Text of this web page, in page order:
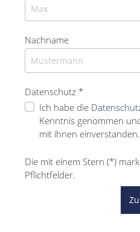
Nachname
Datenschutz *
Ich habe die
Kenntnis genommen
mit ihnen einverstanden.
Die mit einem Stern (*)
Pflichtfelder.